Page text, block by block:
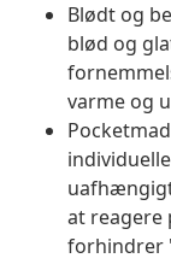
Blødt og
blød og
varme og
at reagere
forhindrer